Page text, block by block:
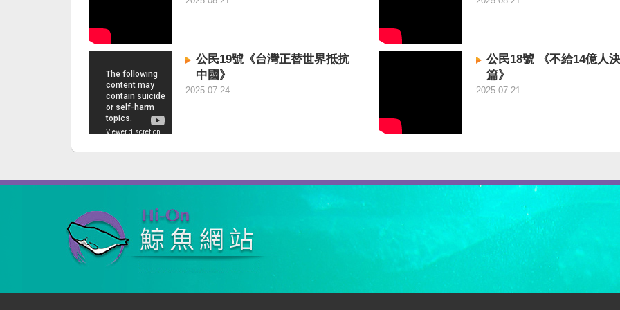
公民19號《台灣正替世界抵抗
中國》
2025-07-24
公民18號 《不給14億人
篇》
2025-07-21